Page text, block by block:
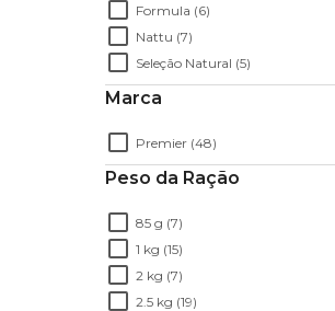
Formula (6)
Nattu (7)
Seleção Natural (5)
Marca
Premier (48)
Peso da Ração
85 g (7)
1 kg (15)
2 kg (7)
2.5 kg (19)